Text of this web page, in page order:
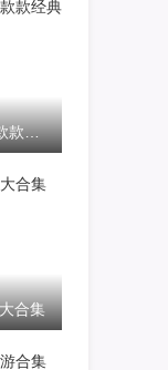
超好玩的摩托车竞速类手游合集，款款经典
合集